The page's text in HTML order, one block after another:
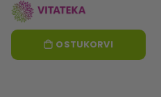
OSTUKORVI